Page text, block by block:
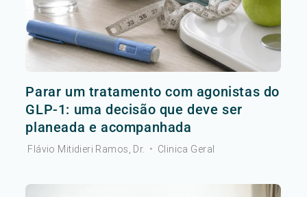
Parar um tratamento com agonistas do
GLP-1: uma decisão que deve ser
planeada e acompanhada
Flávio Mitidieri Ramos, Dr. • Clinica Geral